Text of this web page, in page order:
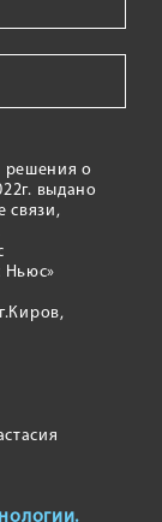
решения о
выдано
связи,
Ньюс»